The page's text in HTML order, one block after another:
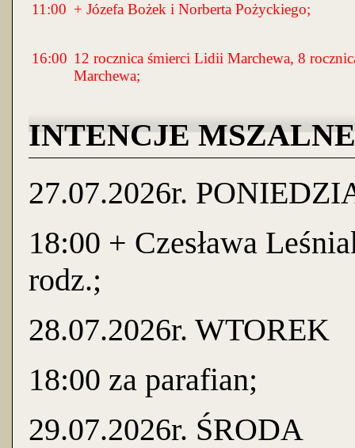
11:00 + Józefa Bożek i Norberta Pożyckiego;
16:00 12 rocznica śmierci Lidii Marchewa, 8
Marchewa;
INTENCJE MSZALNE
27.07.2026r.
18:00 + Czesława
rodz.;
28.07.2026r. WTOREK
18:00 za parafian;
29.07.2026r. ŚRODA